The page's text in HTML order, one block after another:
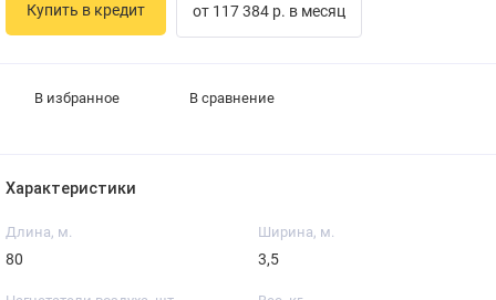
В избранное В сравнение
Купить в кредит от 117 384 р. в месяц
Характеристики
Длина, м.
80
Ширина, м.
3,5